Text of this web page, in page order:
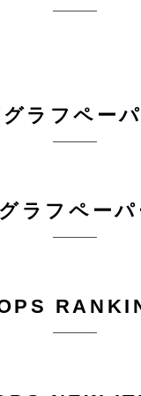
ラフペー
ラフペー